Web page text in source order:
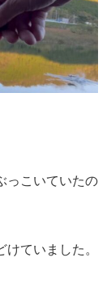
っこいていたの
ていました。